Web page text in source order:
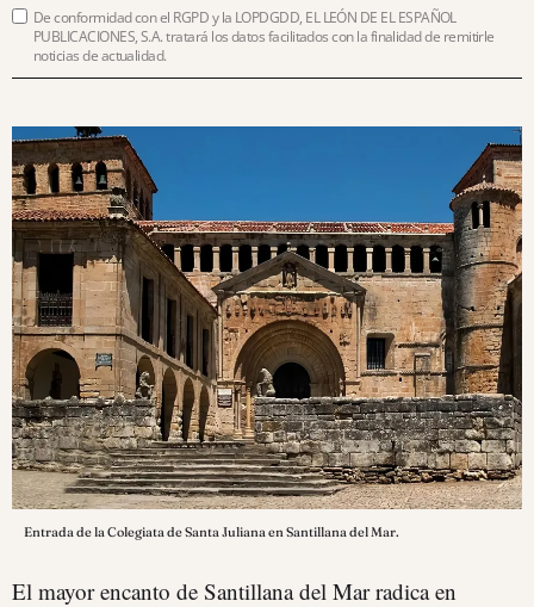
De conformidad con el RGPD y la LOPDGDD, EL LEÓN DE EL ESPAÑOL
PUBLICACIONES, S.A. tratará los datos facilitados con la finalidad de remitirle
noticias de actualidad.
Entrada de la Colegiata de Santa Juliana en Santillana del Mar.
El mayor encanto de Santillana del Mar radica en